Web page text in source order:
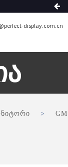
display.com.cn
GM